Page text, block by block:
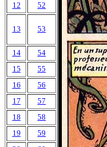
12 52
13 53
14
54
15
55
16
56
17
57
18
58
19
59